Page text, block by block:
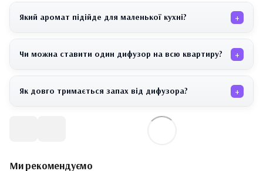
Який аромат підійде для маленької кухні? +
Чи можна ставити один дифузор на всю квартиру? +
Як довго тримається запах від дифузора? +
Ми рекомендуємо